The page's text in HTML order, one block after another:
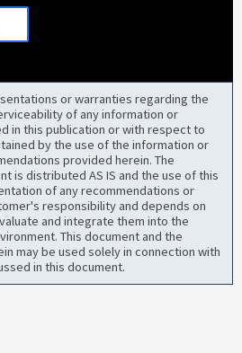
or warranties regarding the
of any information or
in this publication or with respect to
by the use of the information or
provided herein. The
is distributed AS IS and the use of this
of any recommendations or
responsibility and depends on
and integrate them into the
This document and the
may be used solely in connection with
in this document.